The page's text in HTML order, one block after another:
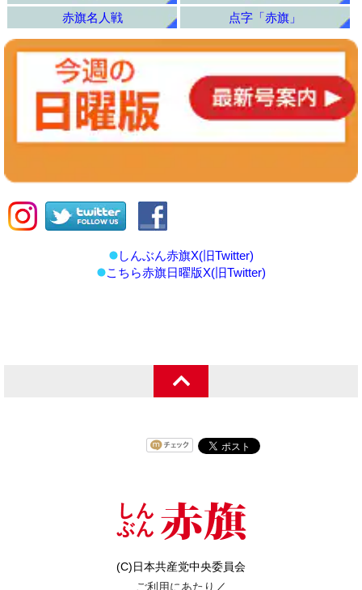
赤旗名人戦
点字「赤旗」
しんぶん赤旗X(旧Twitter)
こちら赤旗日曜版X(旧Twitter)
(C)日本共産党中央委員会
ご利用にあたり ／